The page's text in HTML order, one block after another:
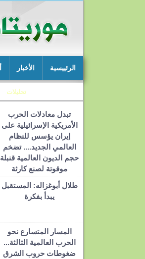
الرئييسية الأخبار
تحليلات
تبدل معادلات الحرب
الأمريكية الإسرائيلية على
إيران يؤسس للنظام
العالمي الجديد.... تضخم
حجم الديون العالمية قنبلة
موقوتة لصنع كارثة
طلال أبوغزاله: المستقبل
يبدأ بفكرة
المسار المتسارع نحو
الحرب العالمية الثالثة...
ضغوطات حروب الشرق